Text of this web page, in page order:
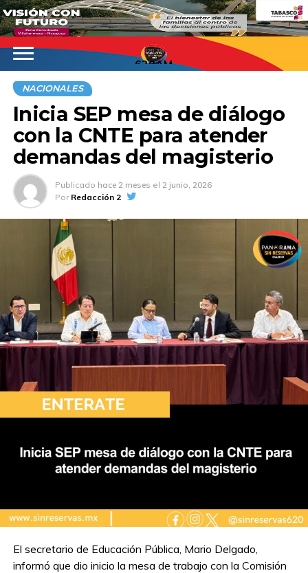
620AM
NACIONALES
Inicia SEP mesa de diálogo
con la CNTE para atender
demandas del magisterio
Publicado hace 2 meses el 2 junio, 2026
Por Redacción 2
El secretario de Educación Pública, Mario Delgado,
informó que dio inicio la mesa de trabajo con la Comisión